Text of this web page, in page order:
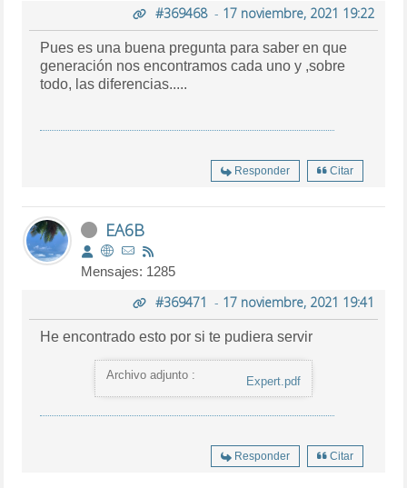
#369468- 17 noviembre, 2021 19:22
Pues es una buena pregunta para saber en que
generación nos encontramos cada uno y ,sobre
todo, las diferencias.....
Responder Citar
EA6B
Mensajes: 1285
#369471 - 17 noviembre, 2021 19:41
He encontrado esto por si te pudiera servir
Archivo adjunto : Expert.pdf
Responder Citar